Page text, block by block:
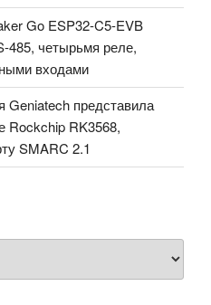
Go ESP32-C5-EVB
485, четырьмя реле,
входами
Geniatech представила
Rockchip RK3568,
SMARC 2.1